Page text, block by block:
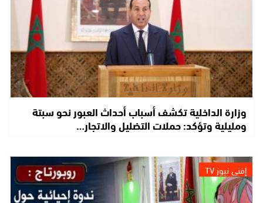
وزارة الداخلية تكشف أسباب أحداث العبور نحو سبتة
ومليلية وتؤكد: حملات التضليل والاتجار…
إفني نيوز TV